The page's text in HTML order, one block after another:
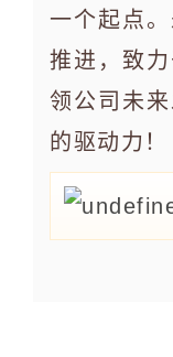
一个起点
推进，致
领公司未
的驱动力！